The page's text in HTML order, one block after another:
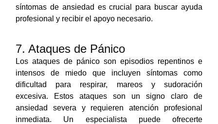
síntomas de ansiedad es crucial para buscar ayuda
profesional y recibir el apoyo necesario.
7. Ataques de Pánico
Los ataques de pánico son episodios repentinos e
intensos de miedo que incluyen síntomas como
dificultad para respirar, mareos y sudoración
excesiva. Estos ataques son un signo claro de
ansiedad severa y requieren atención profesional
inmediata. Un especialista puede ofrecerte